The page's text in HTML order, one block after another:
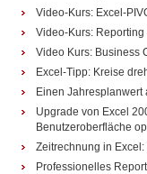
Video-Kurs: Excel-
Video-Kurs: Reporting
Video Kurs: Business
Excel-Tipp: Kreise
Einen Jahresplanwert
Upgrade von Excel
Benutzeroberfläche
Zeitrechnung in
Professionelles